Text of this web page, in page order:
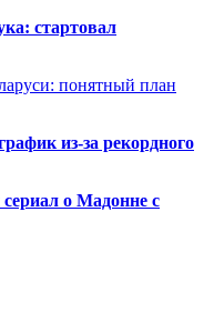
стартовал
понятный план
из-за рекордного
о Мадонне с